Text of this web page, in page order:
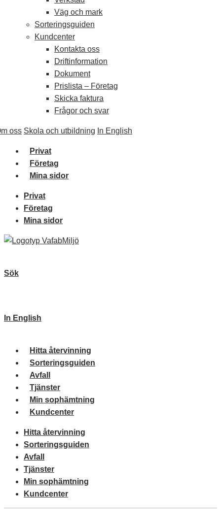
Väg och mark
Sorteringsguiden
Kundcenter
Kontakta oss
Driftinformation
Dokument
Prislista – Företag
Skicka faktura
Frågor och svar
oss Skola och utbildning In English
Privat
Företag
Mina sidor
Privat
Företag
Mina sidor
Sök
In English
Hitta återvinning
Sorteringsguiden
Avfall
Tjänster
Min sophämtning
Kundcenter
Hitta återvinning
Sorteringsguiden
Avfall
Tjänster
Min sophämtning
Kundcenter